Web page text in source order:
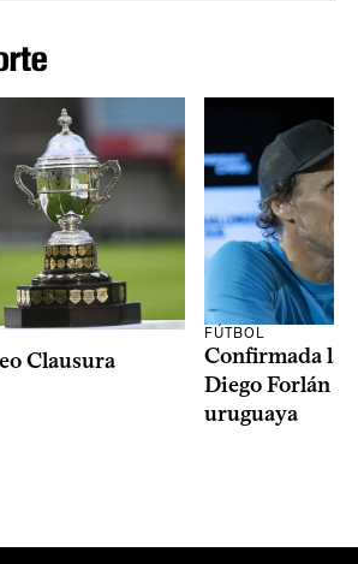
Clausura
FÚTBOL
Confirmada la
Diego Forlán
uruguaya